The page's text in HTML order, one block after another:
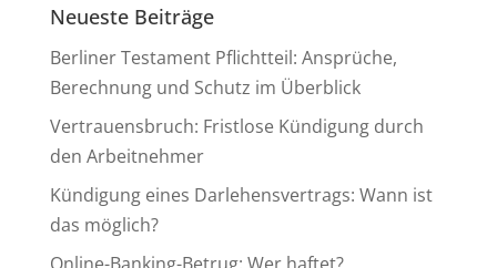
Neueste Beiträge
Berliner Testament Pflichtteil: Ansprüche,
Berechnung und Schutz im Überblick
Vertrauensbruch: Fristlose Kündigung durch
den Arbeitnehmer
Kündigung eines Darlehensvertrags: Wann ist
das möglich?